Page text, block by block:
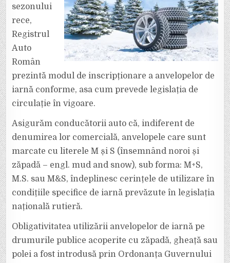
sezonului
rece,
Registrul
Auto
Român
prezintă modul de inscripționare a anvelopelor de
iarnă conforme, asa cum prevede legislația de
circulație în vigoare.
Asigurăm conducătorii auto că, indiferent de
denumirea lor comercială, anvelopele care sunt
marcate cu literele M și S (însemnând noroi și
zăpadă – engl. mud and snow), sub forma: M+S,
M.S. sau M&S, îndeplinesc cerințele de utilizare în
condițiile specifice de iarnă prevăzute în legislația
națională rutieră.
Obligativitatea utilizării anvelopelor de iarnă pe
drumurile publice acoperite cu zăpadă, gheață sau
polei a fost introdusă prin Ordonanța Guvernului